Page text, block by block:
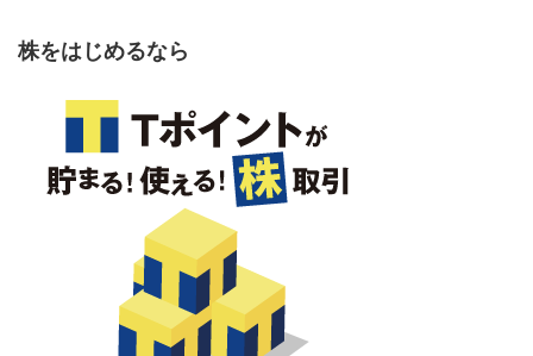
株をはじめるなら